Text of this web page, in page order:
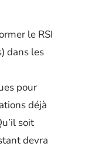
le RSI
dans les
pour
déjà
soit
devra